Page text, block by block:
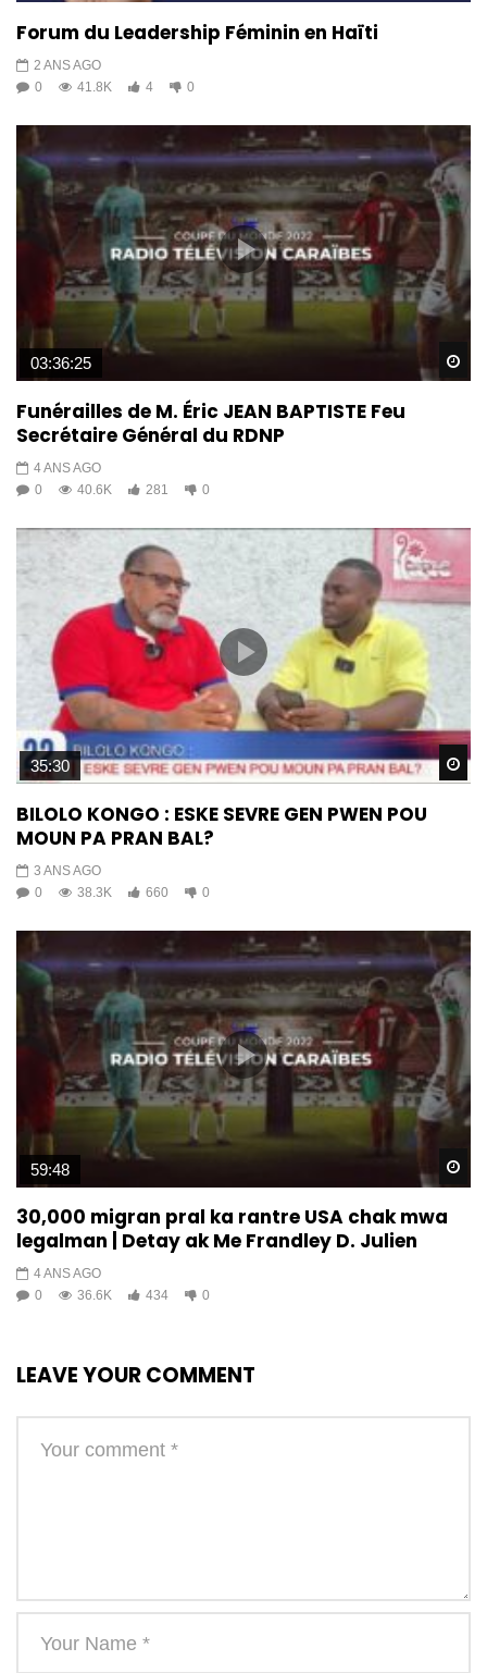
Forum du Leadership Féminin en Haïti
2 ANS AGO
0
41.8K 4 0
03:36:25
Funérailles de M. Éric JEAN BAPTISTE Feu
Secrétaire Général du RDNP
4 ANS AGO
0
40.6K 281 0
35:30
BILOLO KONGO : ESKE SEVRE GEN PWEN POU
MOUN PA PRAN BAL?
3 ANS AGO
0
38.3K 660 0
59:48
30,000 migran pral ka rantre USA chak mwa
legalman | Detay ak Me Frandley D. Julien
4 ANS AGO
0
36.6K 434 0
LEAVE YOUR COMMENT